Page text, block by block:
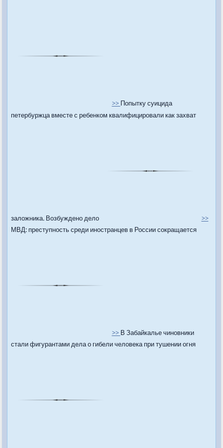
>>Попытку суицида
петербуржца вместе с ребенком квалифицировали как захват
заложника. Возбуждено дело
>>
МВД: преступность среди иностранцев в России сокращается
>>В Забайкалье чиновники
стали фигурантами дела о гибели человека при тушении огня